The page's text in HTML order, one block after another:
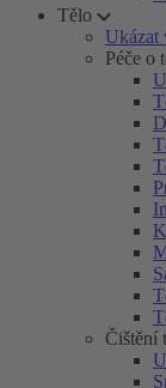
Tělo
Ukázat
Péče o
Čištění